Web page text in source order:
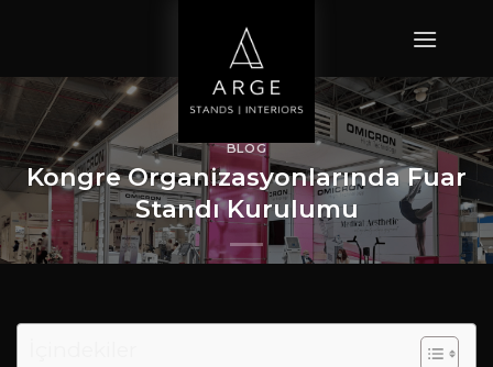
BLOG
Kongre Organizasyonlarında Fuar
Standı Kurulumu